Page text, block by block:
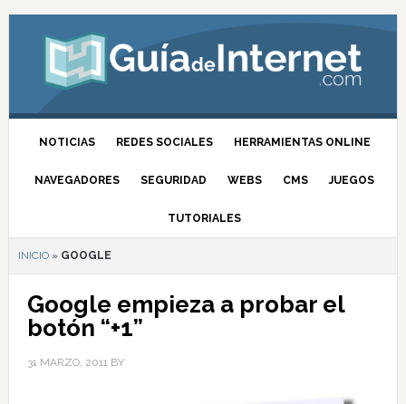
NOTICIAS REDES SOCIALES HERRAMIENTAS ONLINE
NAVEGADORES SEGURIDAD WEBS CMS JUEGOS
TUTORIALES
INICIO» GOOGLE
Google empieza a probar el
botón “+1”
31 MARZO, 2011BY